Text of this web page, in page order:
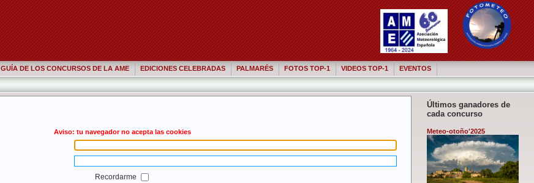
GUÍA DE LOS CONCURSOS DE LA AME EDICIONES CELEBRADAS PALMARÉS FOTOS TOP-1 VIDEOS TOP-1 EVENTOS
Últimos ganadores de
cada concurso
Meteo-otoño'2025
Aviso: tu navegador no acepta las cookies
Recordarme